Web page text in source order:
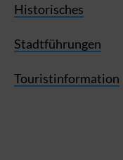
Historisches
Stadtführungen
Touristinformation